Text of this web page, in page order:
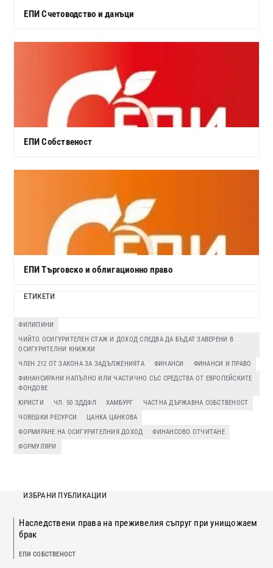
ЕПИ Счетоводство и данъци
ЕПИ Собственост
ЕПИ Търговско и облигационно право
ЕТИКЕТИ
ФИЛИПИНИ
ЧИЙТО ОСИГУРИТЕЛЕН СТАЖ И ДОХОД СЛЕДВА ДА БЪДАТ ЗАВЕРЕНИ В
ОСИГУРИТЕЛНИ КНИЖКИ
ЧЛЕН 212 ОТ ЗАКОНА ЗА ЗАДЪЛЖЕНИЯТА
ФИНАНСИ
ФИНАНСИ И ПРАВО
ФИНАНСИРАНИ НАПЪЛНО ИЛИ ЧАСТИЧНО СЪС СРЕДСТВА ОТ ЕВРОПЕЙСКИТЕ
ФОНДОВЕ
ЮРИСТИ
ЧЛ. 50 ЗДДФЛ ХАМБУРГ
ЧАСТНА ДЪРЖАВНА СОБСТВЕНОСТ
ЧОВЕШКИ РЕСУРСИ
ЦАНКА ЦАНКОВА
ФОРМИРАНЕ НА ОСИГУРИТЕЛНИЯ ДОХОД
ФИНАНСОВО ОТЧИТАНЕ
ФОРМУЛЯРИ
ИЗБРАНИ ПУБЛИКАЦИИ
Наследствени права на преживелия съпруг при унищожаем
брак
ЕПИ СОБСТВЕНОСТ